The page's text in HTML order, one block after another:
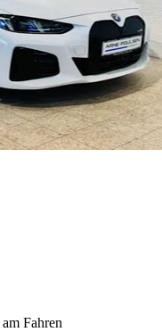
am Fahren